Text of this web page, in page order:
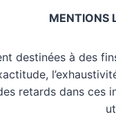
MENTIONS
destinées à des
retards dans